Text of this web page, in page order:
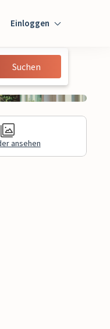
Einloggen
Einloggen
Gast
Suchen
ansehen